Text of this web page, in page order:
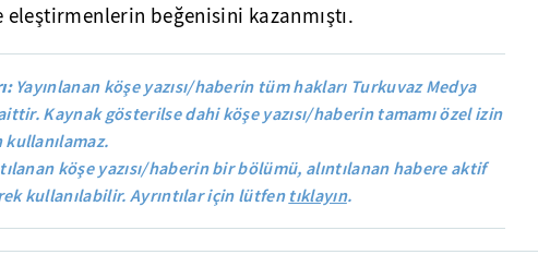
beğenisini kazanmıştı.
Yayınlanan köşe yazısı/haberin tüm hakları Turkuvaz Medya
Kaynak gösterilse dahi köşe yazısı/haberin tamamı özel izin
kullanılamaz.
köşe yazısı/haberin bir bölümü, alıntılanan habere aktif
kullanılabilir. Ayrıntılar için lütfentıklayın.